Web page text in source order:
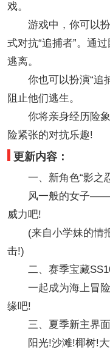
戏。
游戏中，你可以扮
式对抗“追捕者”。通
逃离。
你也可以扮演“追捕
阻止他们逃生。
你将亲身经历险象
险紧张的对抗乐趣!
更新内容：
一、新角色“影之
风一般的女子——实
威力吧!
(来自小学妹的情
击!)
二、赛季宝藏
一起成为海上冒险
缘吧!
三、夏季新主界面
阳光!沙滩!椰树!大